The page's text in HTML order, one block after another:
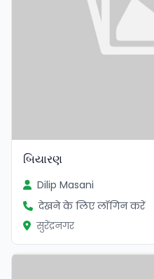
બિયારણ
Dilip Masani
देखने के लिए लॉगिन करें
सुरेंद्रनगर